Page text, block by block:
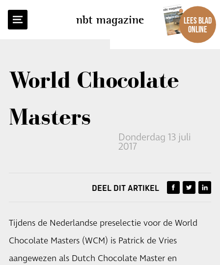
nbt magazine
LEES BLAD
ONLINE
World Chocolate
Masters
Donderdag 13 juli
2017
TERUG NAAR OVERZICHT
DEEL DIT ARTIKEL
Tijdens de Nederlandse preselectie voor de World
Chocolate Masters (WCM) is Patrick de Vries
aangewezen als Dutch Chocolate Master en